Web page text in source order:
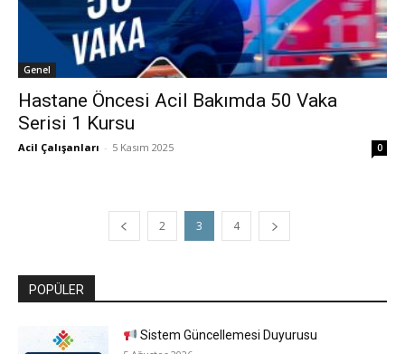
Genel
Hastane Öncesi Acil Bakımda 50 Vaka
Serisi 1 Kursu
Acil Çalışanları - 5 Kasım 2025 0
2 3 4
POPÜLER
Sistem Güncellemesi Duyurusu